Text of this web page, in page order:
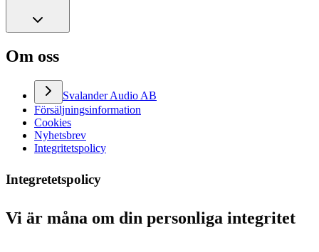
Om oss
Svalander Audio AB
Försäljningsinformation
Cookies
Nyhetsbrev
Integritetspolicy
Integretetspolicy
Vi är måna om din personliga integritet